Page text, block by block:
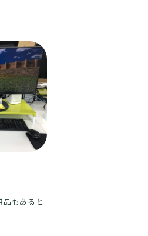
品もあると